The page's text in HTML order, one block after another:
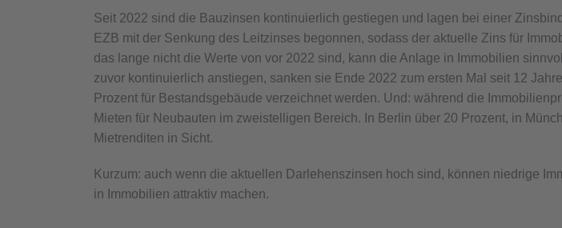
Seit 2022 sind die Bauzinsen kontinuierlich gestiegen und lagen bei einer
EZB mit der Senkung des Leitzinses begonnen, sodass der aktuelle Zins für
das lange nicht die Werte von vor 2022 sind, kann die Anlage in Immobilien
zuvor kontinuierlich anstiegen, sanken sie Ende 2022 zum ersten Mal seit 12
Prozent für Bestandsgebäude verzeichnet werden. Und: während die
Mieten für Neubauten im zweistelligen Bereich. In Berlin über 20 Prozent, in
Mietrenditen in Sicht.
Kurzum: auch wenn die aktuellen Darlehenszinsen hoch sind, können niedrige
in Immobilien attraktiv machen.